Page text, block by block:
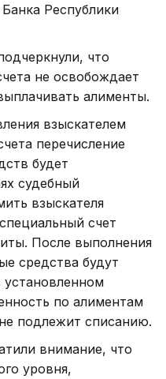
Республики
что
не освобождает
алименты.
взыскателем
перечисление
будет
судебный
взыскателя
счет
После выполнения
средства будут
установленном
по алиментам
подлежит списанию.
внимание, что
уровня,